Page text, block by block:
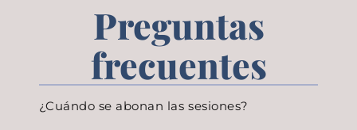
Preguntas
frecuentes
¿Cuándo se abonan las sesiones?